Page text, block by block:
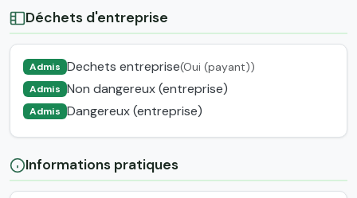
Déchets d'entreprise
Admis Dechets entreprise(Oui (payant))
Admis Non dangereux (entreprise)
Admis Dangereux (entreprise)
Informations pratiques